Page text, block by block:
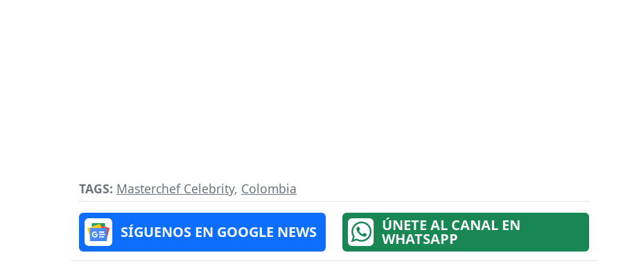
TAGS: Masterchef Celebrity, Colombia
SÍGUENOS EN GOOGLE NEWS ÚNETE AL CANAL EN
WHATSAPP